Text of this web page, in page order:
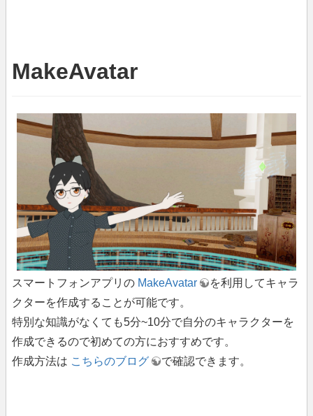
MakeAvatar
スマートフォンアプリの MakeAvatar
を利用してキャラ
クターを作成することが可能です。
特別な知識がなくても5分~10分で自分のキャラクターを
作成できるので初めての方におすすめです。
作成方法は こちらのブログ で確認できます。